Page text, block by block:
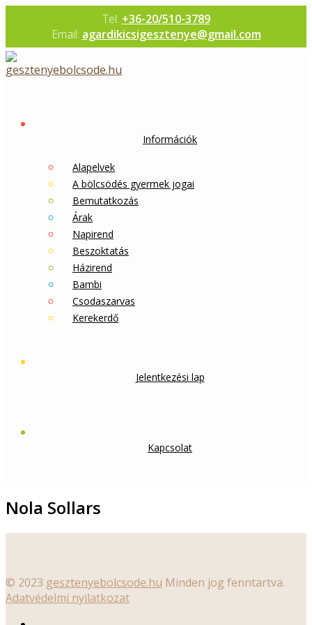
Tel: +36-20/510-3789
Email: agardikicsigesztenye@gmail.com
Információk
Alapelvek
A bölcsödés gyermek jogai
Bemutatkozás
Árak
Napirend
Beszoktatás
Házirend
Bambi
Csodaszarvas
Kerekerdő
Jelentkezési lap
Kapcsolat
Nola Sollars
© 2023 gesztenyebolcsode.hu Minden jog fenntartva.
Adatvédelmi nyilatkozat